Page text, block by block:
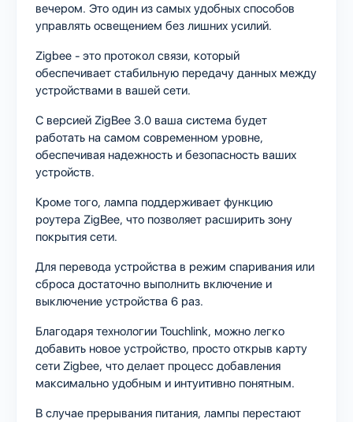
вечером. Это один из самых удобных способов
управлять освещением без лишних усилий.
Zigbee - это протокол связи, который
обеспечивает стабильную передачу данных между
устройствами в вашей сети.
С версией ZigBee 3.0 ваша система будет
работать на самом современном уровне,
обеспечивая надежность и безопасность ваших
устройств.
Кроме того, лампа поддерживает функцию
роутера ZigBee, что позволяет расширить зону
покрытия сети.
Для перевода устройства в режим спаривания или
сброса достаточно выполнить включение и
выключение устройства 6 раз.
Благодаря технологии Touchlink, можно легко
добавить новое устройство, просто открыв карту
сети Zigbee, что делает процесс добавления
максимально удобным и интуитивно понятным.
В случае прерывания питания, лампы перестают